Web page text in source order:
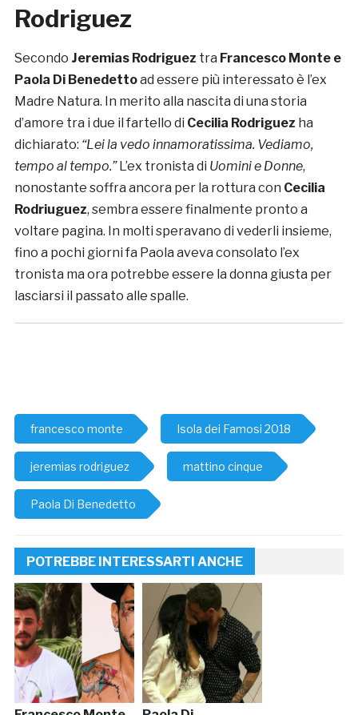
Rodriguez
Secondo Jeremias Rodriguez tra Francesco Monte e
Paola Di Benedettoad essere più interessato è l’ex
Madre Natura. In merito alla nascita di una storia
d’amore tra i due il fartello di Cecilia Rodriguez ha
dichiarato: “Lei la vedo innamoratissima. Vediamo,
tempo al tempo.”L’ex tronista di Uomini e Donne,
nonostante soffra ancora per la rottura con Cecilia
Rodriuguez, sembra essere finalmente pronto a
voltare pagina. In molti speravano di vederli insieme,
fino a pochi giorni fa Paola aveva consolato l’ex
tronista ma ora potrebbe essere la donna giusta per
lasciarsi il passato alle spalle.
francesco monte Isola dei Famosi 2018
jeremias rodriguez mattino cinque
Paola Di Benedetto
POTREBBE INTERESSARTI ANCHE